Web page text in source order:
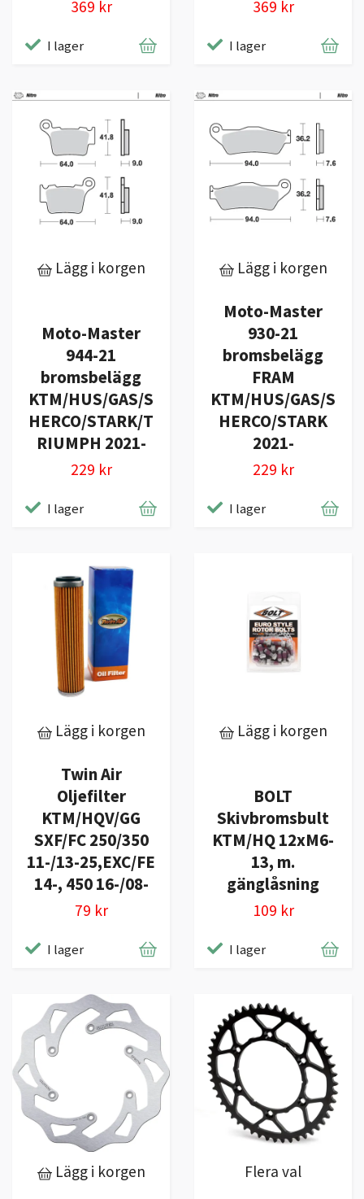
369 kr
I lager
369 kr
I lager
Lägg i korgen
Moto-Master
944-21
bromsbelägg
KTM/HUS/GAS/S
HERCO/STARK/T
RIUMPH 2021-
229 kr
I lager
Lägg i korgen
Moto-Master
930-21
bromsbelägg
FRAM
KTM/HUS/GAS/S
HERCO/STARK
2021-
229 kr
I lager
Lägg i korgen
Twin Air
Oljefilter
KTM/HQV/GG
SXF/FC 250/350
11-/13-25,EXC/FE
14-, 450 16-/08-
79 kr
I lager
Lägg i korgen
BOLT
Skivbromsbult
KTM/HQ 12xM6-
13, m.
gänglåsning
109 kr
I lager
Lägg i korgen Flera val